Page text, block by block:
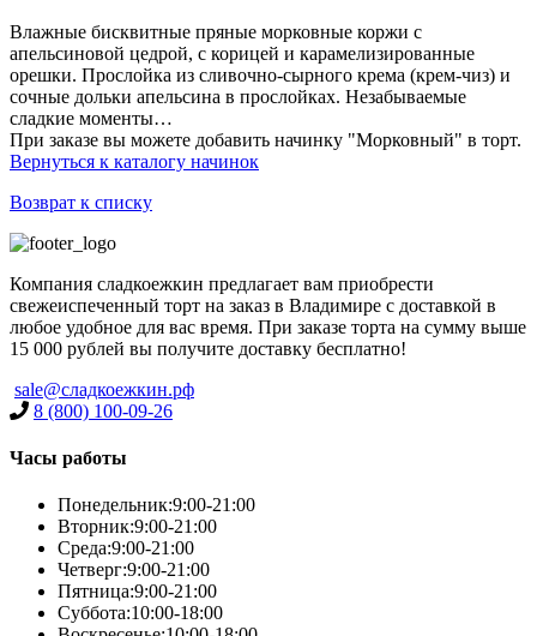
Влажные бисквитные пряные морковные коржи с
апельсиновой цедрой, с корицей и карамелизированные
орешки. Прослойка из сливочно-сырного крема (крем-чиз) и
сочные дольки апельсина в прослойках. Незабываемые
сладкие моменты…
При заказе вы можете добавить начинку "Морковный" в торт.
Вернуться к каталогу начинок
Возврат к списку
Компания сладкоежкин предлагает вам приобрести
свежеиспеченный торт на заказ в Владимире с доставкой в
любое удобное для вас время. При заказе торта на сумму выше
15 000 рублей вы получите доставку бесплатно!
sale@сладкоежкин.рф
8 (800) 100-09-26
Часы работы
Понедельник:9:00-21:00
Вторник:9:00-21:00
Среда:9:00-21:00
Четверг:9:00-21:00
Пятница:9:00-21:00
Суббота:10:00-18:00